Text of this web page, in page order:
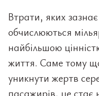
Втрати, яких
обчислюються
найбільшою
життя. Саме тому
уникнути жертв
пасажирів, це